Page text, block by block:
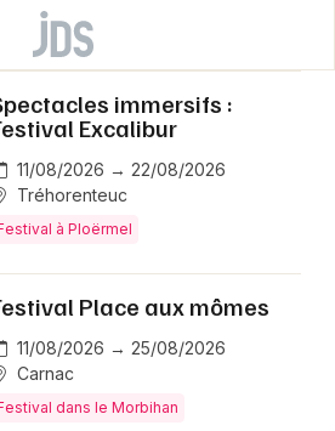
immersifs :
Excalibur
11/08/2026 → 22/08/2026
Tréhorenteuc
à Ploërmel
Place aux mômes
11/08/2026 → 25/08/2026
Carnac
dans le Morbihan